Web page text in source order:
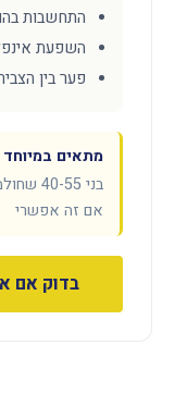
התחשבות
השפעת
פער בין
מתאים
בני
אם זה אפשרי
בדוק אם